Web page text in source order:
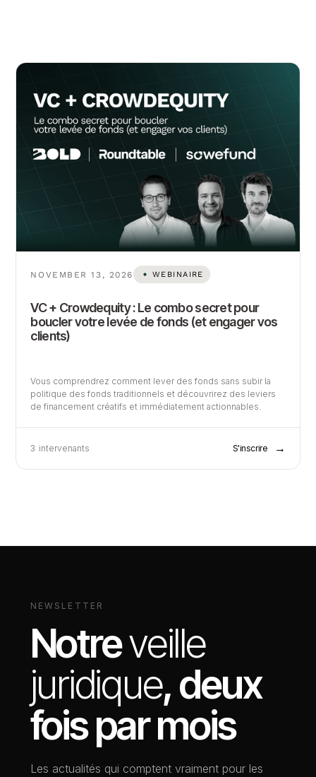
NOVEMBER 13, 2026 WEBINAIRE
VC + Crowdequity : Le combo secret pour
boucler votre levée de fonds (et engager vos
clients)
Vous comprendrez comment lever des fonds sans subir la
politique des fonds traditionnels et découvrirez des leviers
de financement créatifs et immédiatement actionnables.
3 intervenants S'inscrire →
NEWSLETTER
Notreveille
juridique, deux
fois par mois
Les actualités qui comptent vraiment pour les